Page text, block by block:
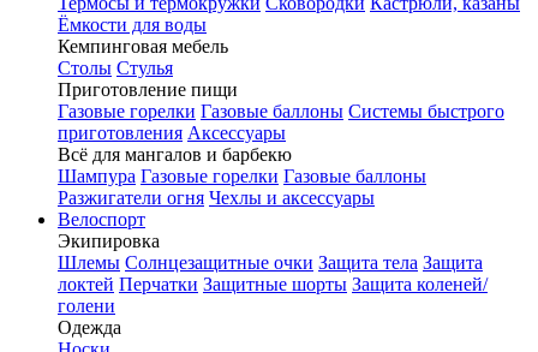
Ёмкости для воды
Кемпинговая мебель
Столы Стулья
Приготовление пищи
Газовые горелки Газовые баллоны Системы быстрого
приготовления Аксессуары
Всё для мангалов и барбекю
Шампура Газовые горелки Газовые баллоны
Разжигатели огня Чехлы и аксессуары
Велоспорт
Экипировка
Шлемы Солнцезащитные очки Защита тела Защита
локтей Перчатки Защитные шорты Защита коленей/
голени
Одежда